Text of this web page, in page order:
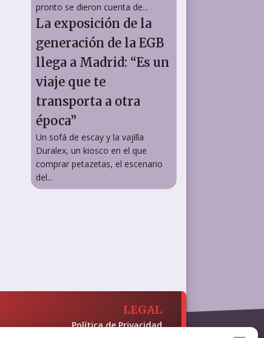
pronto se dieron cuenta de...
La exposición de la
generación de la EGB
llega a Madrid: “Es un
viaje que te
transporta a otra
época”
Un sofá de escay y la vajilla
Duralex, un kiosco en el que
comprar petazetas, el escenario
del...
LEGAL
Política de Privacidad